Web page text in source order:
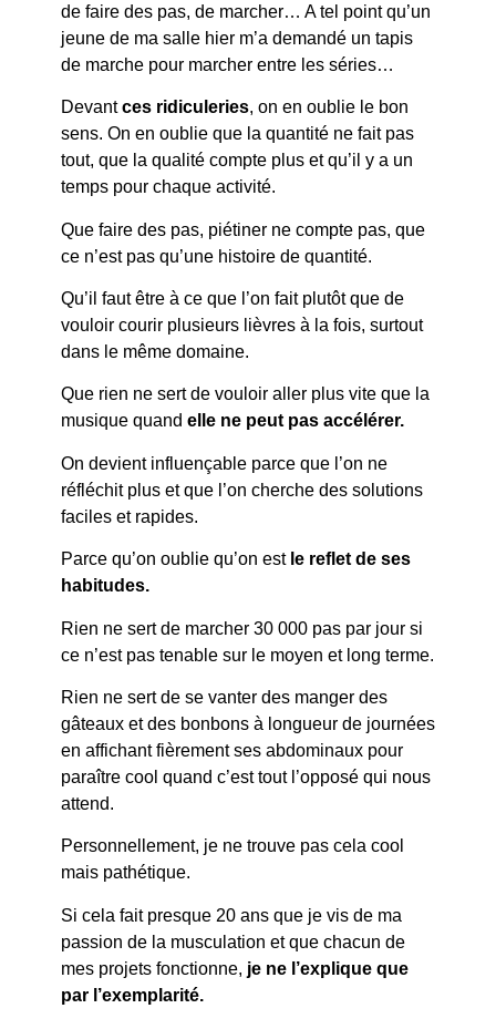
de faire des pas, de marcher… A tel point qu’un
jeune de ma salle hier m’a demandé un tapis
de marche pour marcher entre les séries…
Devantces ridiculeries, on en oublie le bon
sens. On en oublie que la quantité ne fait pas
tout, que la qualité compte plus et qu’il y a un
temps pour chaque activité.
Que faire des pas, piétiner ne compte pas, que
ce n’est pas qu’une histoire de quantité.
Qu’il faut être à ce que l’on fait plutôt que de
vouloir courir plusieurs lièvres à la fois, surtout
dans le même domaine.
Que rien ne sert de vouloir aller plus vite que la
musique quand elle ne peut pas accélérer.
On devient influençable parce que l’on ne
réfléchit plus et que l’on cherche des solutions
faciles et rapides.
Parce qu’on oublie qu’on est le reflet de ses
habitudes.
Rien ne sert de marcher 30 000 pas par jour si
ce n’est pas tenable sur le moyen et long terme.
Rien ne sert de se vanter des manger des
gâteaux et des bonbons à longueur de journées
en affichant fièrement ses abdominaux pour
paraître cool quand c’est tout l’opposé qui nous
attend.
Personnellement, je ne trouve pas cela cool
mais pathétique.
Si cela fait presque 20 ans que je vis de ma
passion de la musculation et que chacun de
mes projets fonctionne, je ne l’explique que
par l’exemplarité.